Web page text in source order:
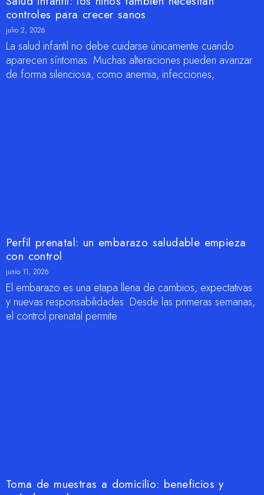
controles para crecer sanos
julio 2, 2026
La salud infantil no debe cuidarse únicamente cuando
aparecen síntomas. Muchas alteraciones pueden avanzar
de forma silenciosa, como anemia, infecciones,
Perfil prenatal: un embarazo saludable empieza
con control
junio 11, 2026
El embarazo es una etapa llena de cambios, expectativas
y nuevas responsabilidades. Desde las primeras semanas,
el control prenatal permite
Toma de muestras a domicilio: beneficios y